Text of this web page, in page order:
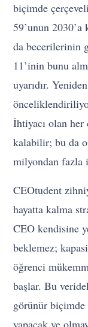
biçimde
59’unun 2030’a
da becerilerinin
11’inin bunu
uyarıdır.
İhtiyacı olan
kalabilir; bu da
milyondan fazla
CEOtudent
hayatta kalma
CEO kendisine
beklemez;
öğrenci
başlar. Bu
görünür biçimde